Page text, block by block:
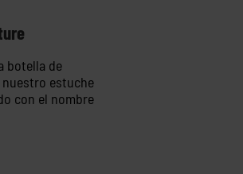
botella de
nuestro estuche
con el nombre